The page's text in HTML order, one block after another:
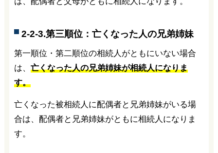
2-2-3.第三順位：亡くなった人の兄弟姉妹
第一順位・第二順位の相続人がともにいない場合
は、 亡くなった人の兄弟姉妹が相続人になりま
す。
亡くなった被相続人に配偶者と兄弟姉妹がいる場
合は、配偶者と兄弟姉妹がともに相続人になりま
す。